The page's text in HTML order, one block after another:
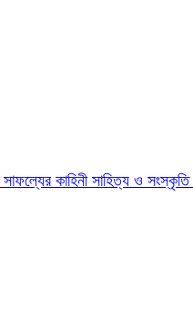
সাফল্যের কাহিনী সাহিত্য ও সংস্কৃতি